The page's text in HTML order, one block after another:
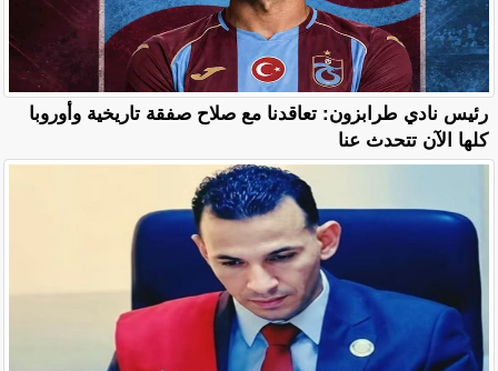
رئيس نادي طرابزون: تعاقدنا مع صلاح صفقة تاريخية وأوروبا
كلها الآن تتحدث عنا